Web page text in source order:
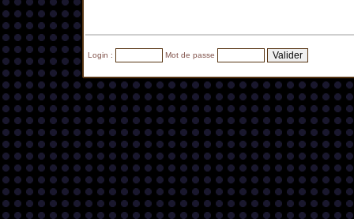
Login : Mot de passe